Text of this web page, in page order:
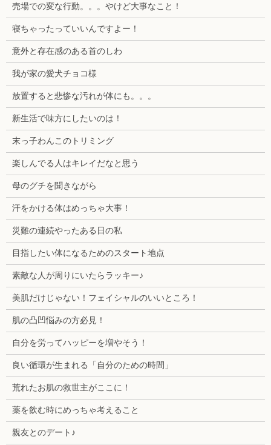
売場での変な行動。。。やけど大事なこと！
寝ちゃったっていいんですよー！
意外と存在感のある首のしわ
我が家の愛犬チョコ様
放置すると悲惨な汚れが体にも。。。
新生活で味方にしたいのは！
末っ子わんこのトリミング
楽しんでる人はキレイだなと思う
母のグチを聞きながら
汗をかける体はめっちゃ大事！
災難の連続やったある日の私
目指したい体になるためのスタート地点
素敵な人が周りにいたらラッキー♪
美肌だけじゃない！フェイシャルのいいところ！
肌の凸凹悩みの方必見！
自分を労ってハッピーを増やそう！
良い循環が生まれる「自分のための時間」
荒れたお肌の救世主がここに！
薬を飲む時にめっちゃ考えること
親友とのデート♪